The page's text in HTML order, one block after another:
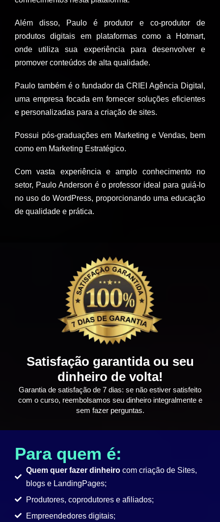
Além disso, Paulo é produtor e co-produtor de
produtos digitais em plataformas como a Hotmart,
onde utiliza sua experiência para desenvolver e
promover conteúdos de alta qualidade.
Paulo também é o fundador da CRIEI Agência Digital,
uma empresa focada em fornecer soluções eficientes
e personalizadas para a criação de sites.
Possui pós-graduações em Marketing e Vendas, bem
como em Marketing Estratégico.
Com vasta experiência e amplo conhecimento no
setor, Paulo Anderson é o professor ideal para guiá-lo
no uso do WordPress, proporcionando uma educação
de qualidade e prática.
Satisfação garantida ou seu
dinheiro de volta!
Garantia de satisfação de 7 dias: se não estiver satisfeito
com o curso, reembolsamos seu dinheiro integralmente e
sem fazer perguntas.
Para quem é:
Quem quer fazer dinheiro com criação de Sites,
blogs e LandingPages;
Produtores, coprodutores e afiliados;
Empreendedores digitais;